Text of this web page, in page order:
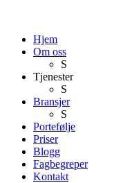
Hjem
Om oss
S
Tjenester
S
Bransjer
S
Portefølje
Priser
Blogg
Fagbegreper
Kontakt